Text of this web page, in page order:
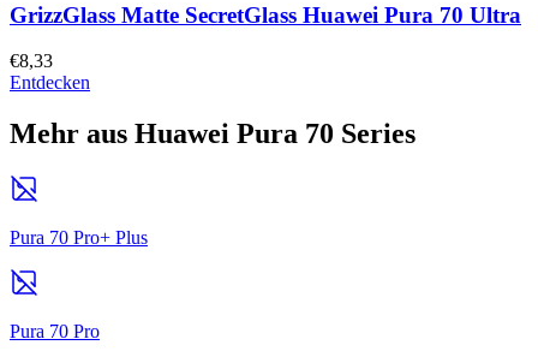
GrizzGlass Matte SecretGlass Huawei Pura 70 Ultra
€8,33
Entdecken
Mehr aus Huawei Pura 70 Series
Pura 70 Pro+ Plus
Pura 70 Pro